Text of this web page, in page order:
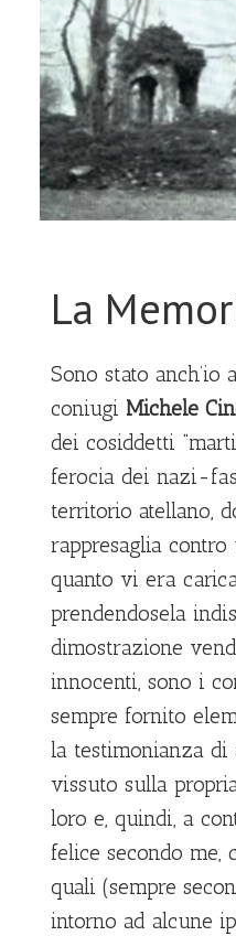
La
Sono stato
coniugi Michele
dei cosiddetti
ferocia dei nazi-
territorio atellano,
rappresaglia
quanto vi era
prendendosela
dimostrazione
innocenti, sono i
sempre fornito
la testimonianza
vissuto sulla
loro e, quindi, a
felice secondo me,
quali (sempre
intorno ad alcune